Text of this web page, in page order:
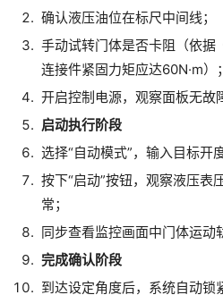
确认液压油位在标尺中间线；
手动试转门体是否卡阻（依据
连接件紧固力矩应达60N·m）；
开启控制电源，观察面板无故
启动执行阶段
选择“自动模式”，输入目标开
按下“启动”按钮，观察液压表
常；
同步查看监控画面中门体运动
完成确认阶段
到达设定角度后，系统自动锁